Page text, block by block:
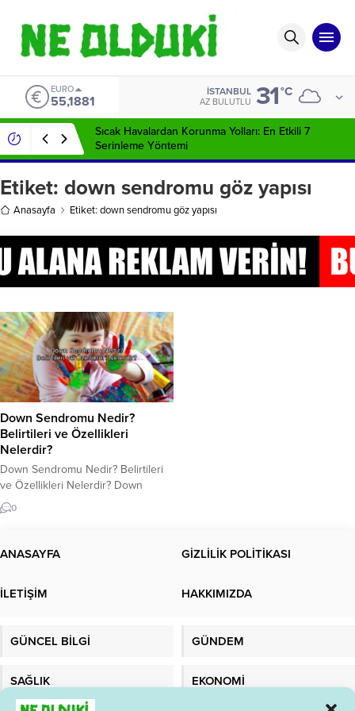
EURO
55,1881
İSTANBUL
AZ BULUTLU 31°C
Sıcak Havalardan Korunma Yolları: En Etkili 7
Serinleme Yöntemi
Etiket: down sendromu göz yapısı
Anasayfa Etiket: down sendromu göz yapısı
Down Sendromu Nedir?
Belirtileri ve Özellikleri
Nelerdir?
Down Sendromu Nedir? Belirtileri
ve Özellikleri Nelerdir? Down
Sendromu Nedir? Down Sendromu,
çoğunlukla kromozom
her yaşta görülen bir genetik
oluşturduğu bir anomaliye bağlı
Down Sendromu, dünya çapında
0
ANASAYFA GİZLİLİK POLİTİKASI
İLETİŞİM HAKKIMIZDA
GÜNCEL BİLGİ GÜNDEM
SAĞLIK EKONOMİ